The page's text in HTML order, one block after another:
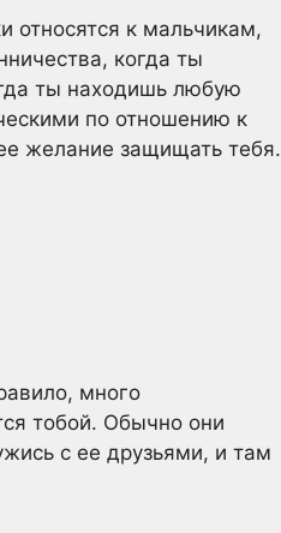
относятся к мальчикам,
когда ты
ты находишь любую
по отношению к
желание защищать тебя.
много
тобой. Обычно они
с ее друзьями, и там